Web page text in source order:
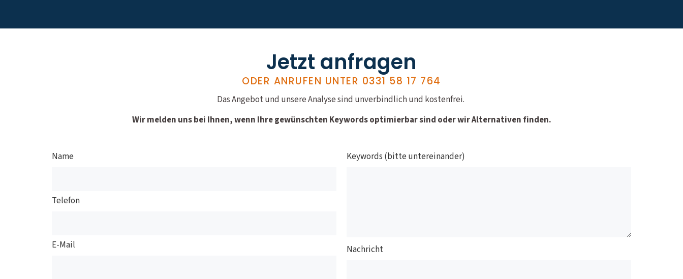
Jetzt anfragen
ODER ANRUFEN UNTER 0331 58 17 764
Das Angebot und unsere Analyse sind unverbindlich und kostenfrei.
Wir melden uns bei Ihnen, wenn Ihre gewünschten Keywords optimierbar sind oder wir Alternativen finden.
Name
Telefon
E-Mail
Keywords (bitte untereinander)
Nachricht